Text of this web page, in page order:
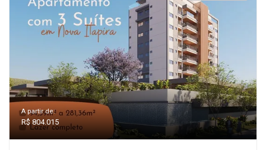
A partir de:
R$ 804.015